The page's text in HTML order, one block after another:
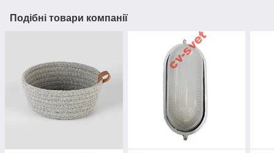
Подібні товари компанії